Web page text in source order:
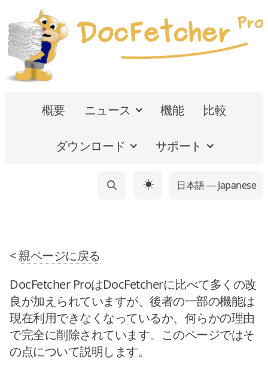
概要 ニュース 機能 比較
ダウンロード サポート
☀ 日本語 — Japanese
<親ページに戻る
DocFetcher ProはDocFetcherに比べて多くの改
良が加えられていますが、後者の一部の機能は
現在利用できなくなっているか、何らかの理由
で完全に削除されています。このページではそ
の点について説明します。